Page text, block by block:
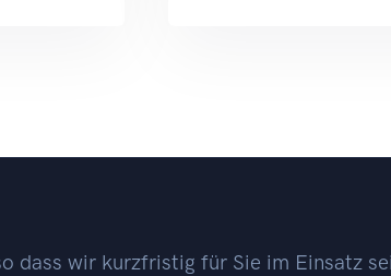
dass wir kurzfristig für Sie im Einsatz